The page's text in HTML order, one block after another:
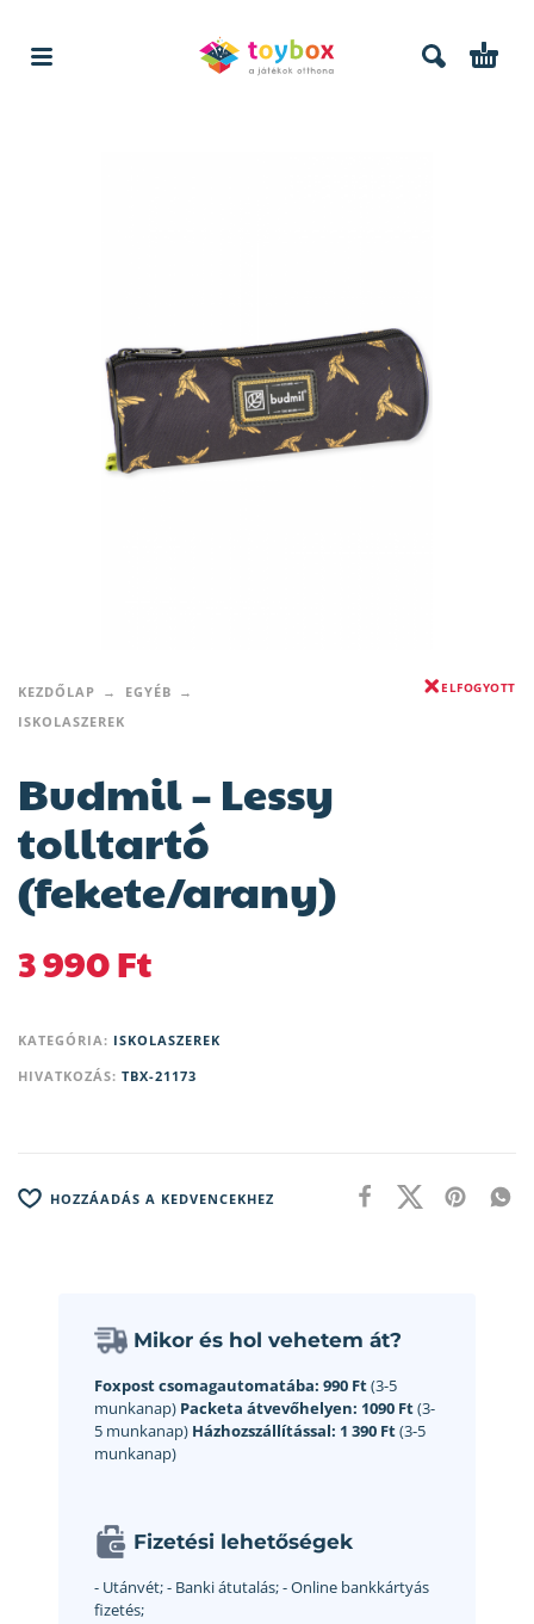
KEZDŐLAP
EGYÉB
ISKOLASZEREK
ELFOGYOTT
Budmil – Lessy
tolltartó
(fekete/arany)
3 990Ft
KATEGÓRIA: ISKOLASZEREK
HIVATKOZÁS: TBX-21173
HOZZÁADÁS A KEDVENCEKHEZ
Mikor és hol vehetem át?
Foxpost csomagautomatába: 990 Ft(3-5
munkanap) Packeta átvevőhelyen: 1090 Ft(3-
5 munkanap) Házhozszállítással: 1 390 Ft(3-5
munkanap)
Fizetési lehetőségek
- Utánvét;- Banki átutalás;- Online bankkártyás
fizetés;